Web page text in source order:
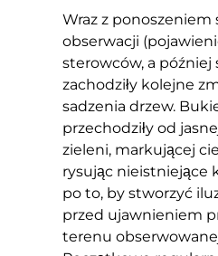
Wraz z
obserwacji
sterowców, a później
zachodziły kolejne
sadzenia drzew.
przechodziły od
zieleni, markującej
rysując nieistniejące
po to, by stworzyć
przed ujawnieniem
terenu